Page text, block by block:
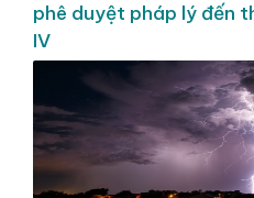
phê duyệt pháp lý đến
IV